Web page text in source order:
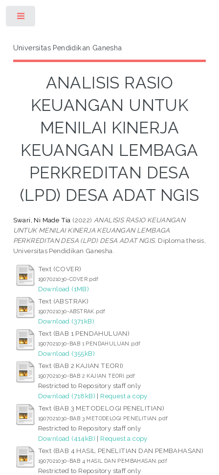
Universitas Pendidikan Ganesha
ANALISIS RASIO
KEUANGAN UNTUK
MENILAI KINERJA
KEUANGAN LEMBAGA
PERKREDITAN DESA
(LPD) DESA ADAT NGIS
Swari, Ni Made Tia (2022) ANALISIS RASIO KEUANGAN
UNTUK MENILAI KINERJA KEUANGAN LEMBAGA
PERKREDITAN DESA (LPD) DESA ADAT NGIS. Diploma thesis,
Universitas Pendidikan Ganesha.
Text (COVER)
1907021030-COVER.pdf
Download (1MB)
Text (ABSTRAK)
1907021030-ABSTRAK.pdf
Download (371kB)
Text (BAB 1 PENDAHULUAN)
1907021030-BAB 1 PENDAHULUAN.pdf
Download (355kB)
Text (BAB 2 KAJIAN TEORI)
1907021030-BAB 2 KAJIAN TEORI.pdf
Restricted to Repository staff only
Download (718kB) | Request a copy
Text (BAB 3 METODELOGI PENELITIAN)
1907021030-BAB 3 METODELOGI PENELITIAN.pdf
Restricted to Repository staff only
Download (414kB) | Request a copy
Text (BAB 4 HASIL PENELITIAN DAN PEMBAHASAN)
1907021030-BAB 4 HASIL DAN PEMBAHASAN.pdf
Restricted to Repository staff only